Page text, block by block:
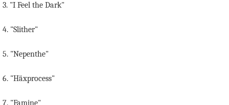
3. "I Feel the Dark"
4. "Slither"
5. "Nepenthe"
6. "Häxprocess"
7. "Famine"